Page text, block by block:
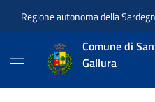
Regione autonoma della
Comune di
Gallura